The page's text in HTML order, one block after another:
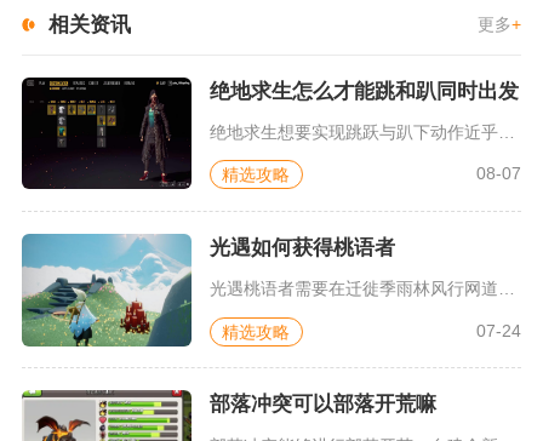
相关资讯 更多+
绝地求生怎么才能跳和趴同时出发
绝地求生想要实现跳跃与趴下动作近乎同步触发，核心分为手动精准...
精选攻略 08-07
光遇如何获得桃语者
光遇桃语者需要在迁徙季雨林风行网道区域唤醒对应季节先祖，积累...
精选攻略 07-24
部落冲突可以部落开荒嘛